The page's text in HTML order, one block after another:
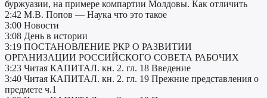
буржуазии, на примере компартии Молдовы. Как отличить
2:42 М.В. Попов — Наука что это такое
3:00 Новости
3:08 День в истории
3:19 ПОСТАНОВЛЕНИЕ РКР О РАЗВИТИИ
ОРГАНИЗАЦИИ РОССИЙСКОГО СОВЕТА РАБОЧИХ
3:23 Читая КАПИТАЛ. кн. 2. гл. 18 Введение
3:40 Читая КАПИТАЛ. кн. 2. гл. 19 Прежние представления о
предмете ч.1